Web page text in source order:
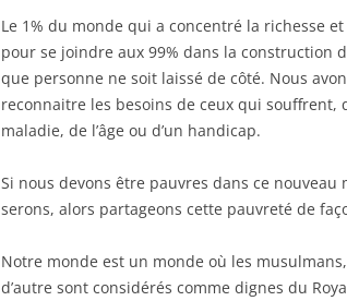
Le 1% du monde qui a concentré la richesse
pour se joindre aux 99% dans la construction
que personne ne soit laissé de côté. Nous
reconnaitre les besoins de ceux qui
maladie, de l’âge ou d’un handicap.
Si nous devons être pauvres dans ce
serons, alors partageons cette pauvreté de
Notre monde est un monde où les
d’autre sont considérés comme dignes du